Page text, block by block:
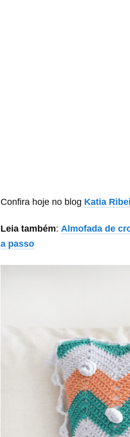
Confira hoje no blog Katia
Leia também: Almofada de
a passo